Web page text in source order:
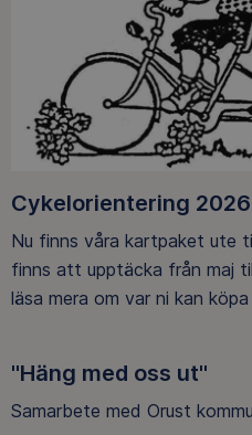
Cykelorientering 2026
Nu finns våra kartpaket ute
finns att upptäcka från maj
läsa mera om var ni kan
"Häng med oss ut"
Samarbete med Orust